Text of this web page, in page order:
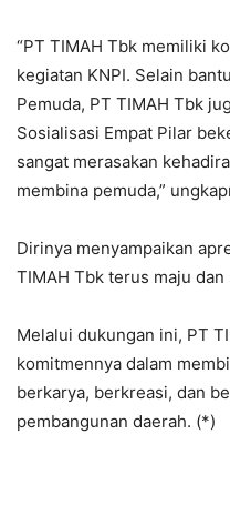
“PT TIMAH Tbk memiliki
kegiatan KNPI. Selain
Pemuda, PT TIMAH Tbk
Sosialisasi Empat Pilar
sangat merasakan
membina pemuda,”
Dirinya menyampaikan
TIMAH Tbk terus maju dan
Melalui dukungan ini, PT
komitmennya dalam
berkarya, berkreasi, dan
pembangunan daerah. (*)